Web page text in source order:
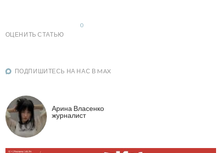
ОЦЕНИТЬ СТАТЬЮ
0
ПОДПИШИТЕСЬ НА НАС В MAX
Арина Власенко
журналист